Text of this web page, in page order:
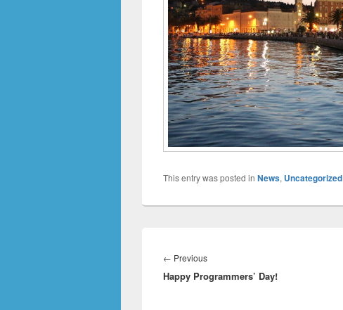
This entry was posted in News, Uncategorized
← PreviousPrevious
post:
Happy Programmers’ Day!